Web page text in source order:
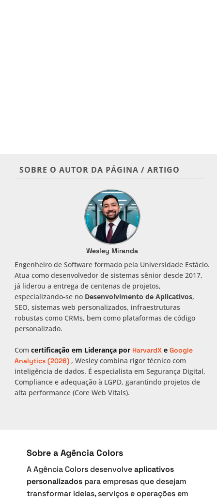
SOBRE O AUTOR DA PÁGINA / ARTIGO
Wesley Miranda
Engenheiro de Software formado pela Universidade Estácio.
Atua como desenvolvedor de sistemas sênior desde 2017,
já liderou a entrega de centenas de projetos,
especializando-se no Desenvolvimento de Aplicativos,
SEO, sistemas web personalizados, infraestruturas
robustas como CRMs, bem como plataformas de código
personalizado.
Com certificação em Liderança por HarvardX e Google
Analytics (2026) , Wesley combina rigor técnico com
inteligência de dados. É especialista em Segurança Digital,
Compliance e adequação à LGPD, garantindo projetos de
alta performance (Core Web Vitals).
Sobre a Agência Colors
A Agência Colors desenvolveaplicativos
personalizados para empresas que desejam
transformar ideias, serviços e operações em